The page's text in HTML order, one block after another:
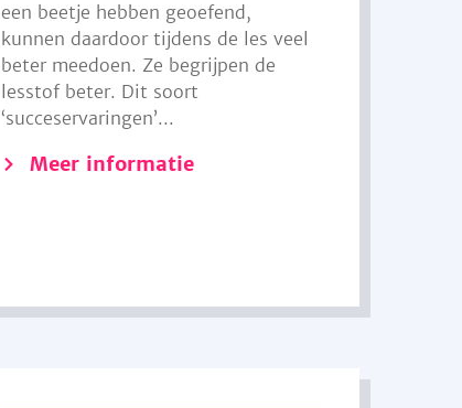
een beetje hebben geoefend,
kunnen daardoor tijdens de les veel
beter meedoen. Ze begrijpen de
lesstof beter. Dit soort
‘succeservaringen’...
Meer informatie